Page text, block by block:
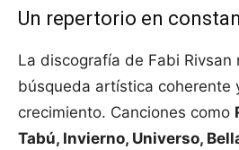
Un repertorio en
La discografía de Fabi Rivsan
búsqueda artística coherente
crecimiento. Canciones como
Tabú, Invierno, Universo,